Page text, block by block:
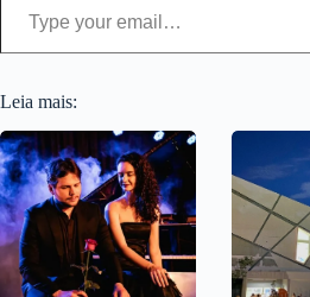
Leia mais: